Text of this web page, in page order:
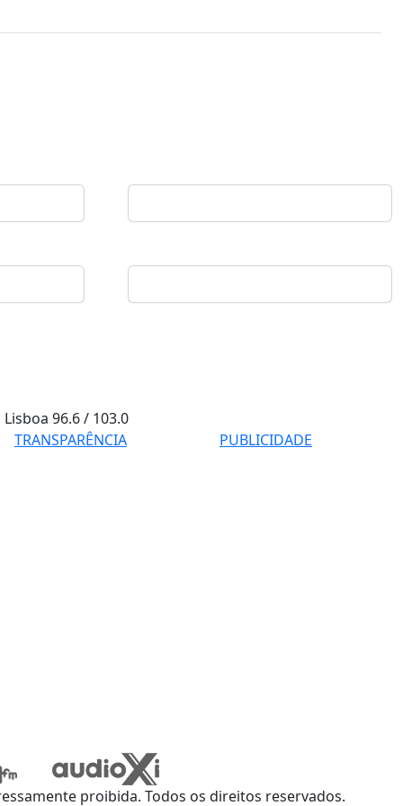
Lisboa96.6 / 103.0
TRANSPARÊNCIA
PUBLICIDADE
proibida. Todos os direitos reservados.